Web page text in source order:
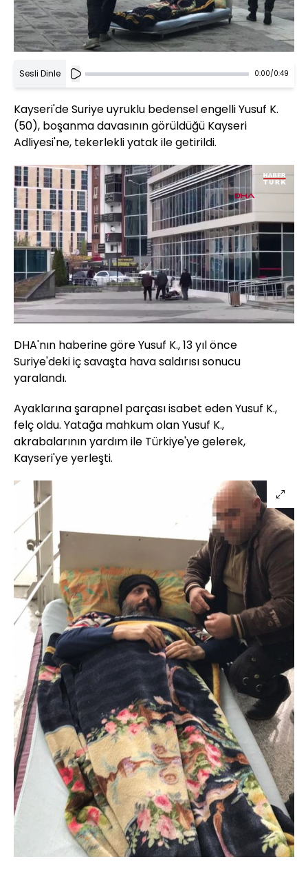
Sesli Dinle 0:00/0:49
Kayseri'de Suriye uyruklu bedensel engelli Yusuf K.
(50), boşanma davasının görüldüğü Kayseri
Adliyesi'ne, tekerlekli yatak ile getirildi.
Sesi
Aç
Yüklendi:
95.91%
Oynatma
Hızı
DHA'nın haberine göre Yusuf K., 13 yıl önce
Suriye'deki iç savaşta hava saldırısı sonucu
yaralandı.
Ayaklarına şarapnel parçası isabet eden Yusuf K.,
felç oldu. Yatağa mahkum olan Yusuf K.,
akrabalarının yardım ile Türkiye'ye gelerek,
Kayseri'ye yerleşti.